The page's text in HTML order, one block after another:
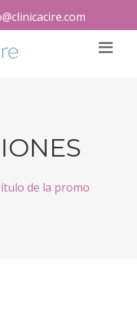
de la promo